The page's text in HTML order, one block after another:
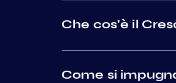
Che cos'è il
Come si